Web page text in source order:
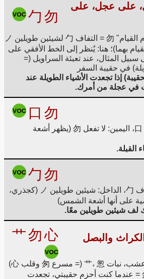
على عجل، على
勹 勿
يتضمن: "عدم القيام" 勿 = التفاف 勹 لشيئين طويلين ノ
بهما)؛ هنا: يُنظر إلى الخط الأفقي على
سبيل المثال، عند تعبئة السراويل (=
في حقيبة السفر
إذا تجعدت الأشياء الطويلة عند
في عجلة من أمرك.
口 勿
اليسار: الفم 口، اليمين: لا تفعل 勿 (يظهر أشعة
القبلة.
勹 勿
الخارج: التفاف 勹، الداخل: شيئين طويلين ノ (كجذري،
على أنها أشعة الشمس)
لف شيئين طويلين معًا.
والبصل 艹勿心
من الأعلى: عشب، نبات 艹، 怱 (= مسرع 匆 وقلب 心)
[مستعجل 匆 = عندما كنت أحزم حقيبتي، تجعدت